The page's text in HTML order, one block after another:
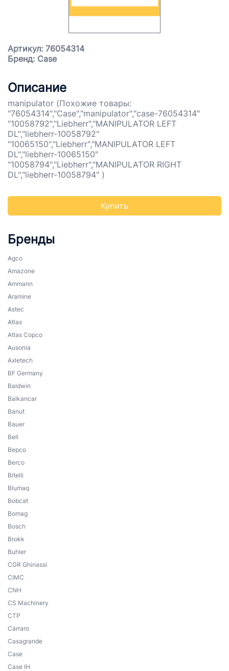
Артикул: 76054314
Бренд: Case
Описание
manipulator (Похожие товары:
"76054314","Case","manipulator","case-76054314"
"10058792","Liebherr","MANIPULATOR LEFT
DL","liebherr-10058792"
"10065150","Liebherr","MANIPULATOR LEFT
DL","liebherr-10065150"
"10058794","Liebherr","MANIPULATOR RIGHT
DL","liebherr-10058794" )
Купить
Бренды
Agco
Amazone
Ammann
Aramine
Astec
Atlas
Atlas Copco
Ausonia
Axletech
BF Germany
Baldwin
Balkancar
Banut
Bauer
Bell
Bepco
Berco
Bitelli
Blumaq
Bobcat
Bomag
Bosch
Brokk
Buhler
CGR Ghinassi
CIMC
CNH
CS Machinery
CTP
Carraro
Casagrande
Case
Case IH